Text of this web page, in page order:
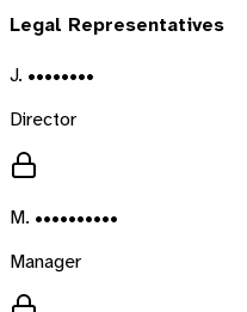
Legal Representatives
J. ••••••••
Director
M. ••••••••••
Manager